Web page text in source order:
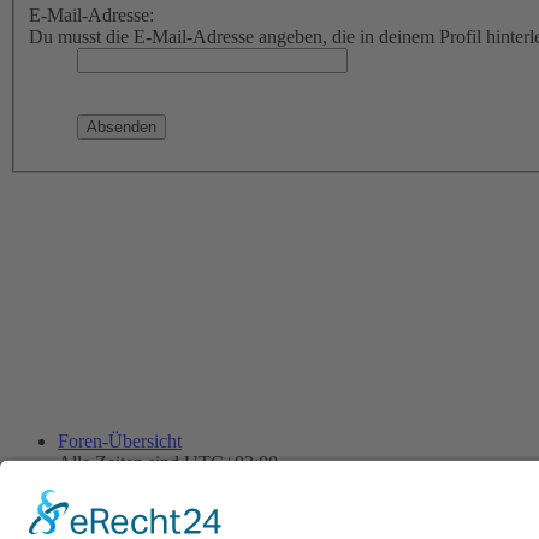
E-Mail-Adresse:
Du musst die E-Mail-Adresse angeben, die in deinem Profil
Foren-Übersicht
Alle Zeiten sindUTC+02:00
Powered byphpBB® Forum Software © phpBB Limited